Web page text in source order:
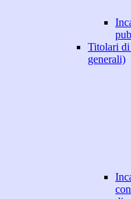
Titolari
generali)